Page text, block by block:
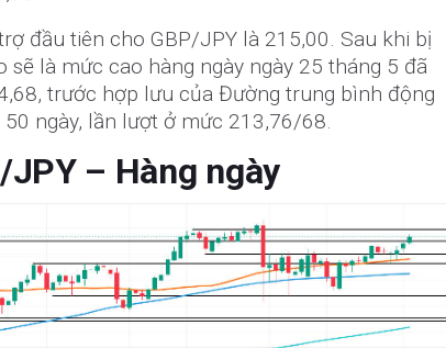
đầu tiên cho GBP/JPY là 215,00. Sau khi bị
sẽ là mức cao hàng ngày ngày 25 tháng 5 đã
trước hợp lưu của Đường trung bình động
ngày, lần lượt ở mức 213,76/68.
JPY – Hàng ngày